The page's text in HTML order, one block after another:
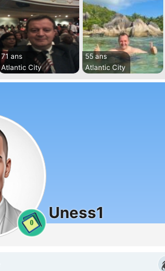
71 ans
Atlantic City
55 ans
Atlantic City
0
Uness1